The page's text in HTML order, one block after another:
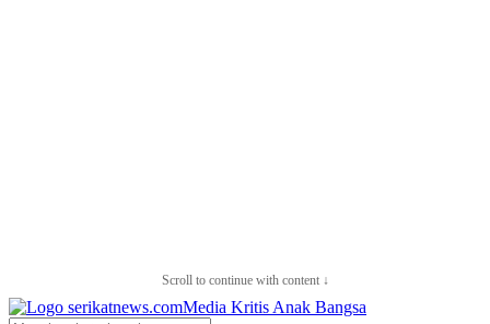
Scroll to continue with content ↓